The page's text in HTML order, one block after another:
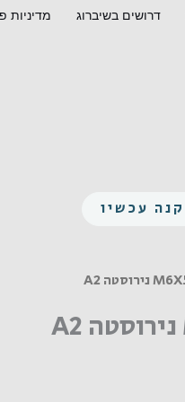
דרושים בשיברוג מדיניות
קנה עכשיו